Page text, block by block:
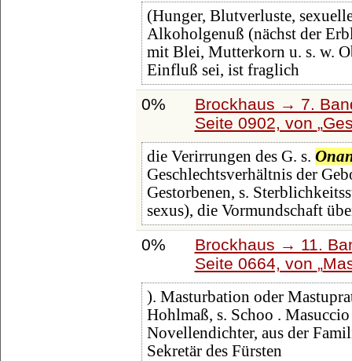
(Hunger, Blutverluste,
Alkoholgenuß (nächst der
mit Blei, Mutterkorn u. s. w.
Einfluß sei, ist fraglich
0%
Brockhaus → 7.
Seite 0902, von
die Verirrungen des G. s.
Geschlechtsverhältnis der
Gestorbenen, s.
sexus), die Vormundschaft
0%
Brockhaus → 11.
Seite 0664, von
). Masturbation oder
Hohlmaß, s. Schoo .
Novellendichter, aus der
Sekretär des Fürsten